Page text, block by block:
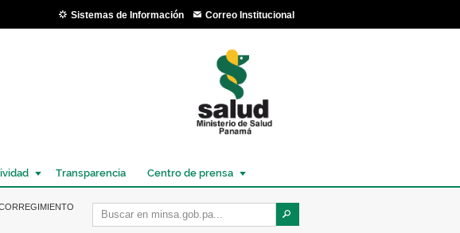
Sistemas de Información Correo Institucional
Transparencia Centro de prensa